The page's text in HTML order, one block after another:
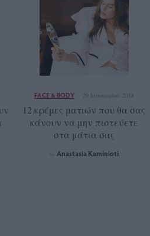
FACE & BODY 29 Ιανουαρίου 2018
12 κρέμες ματιών που θα σας
κάνουν να μην πιστεύετε
στα μάτια σας
Anastasia Kaminioti